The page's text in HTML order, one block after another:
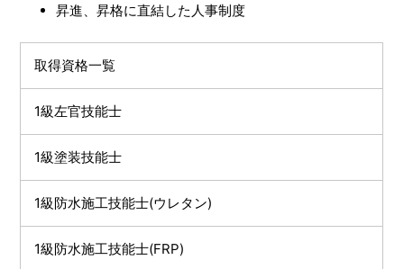
昇進、昇格に直結した人事制度
取得資格一覧
1級左官技能士
1級塗装技能士
1級防水施工技能士(ウレタン)
1級防水施工技能士(FRP)